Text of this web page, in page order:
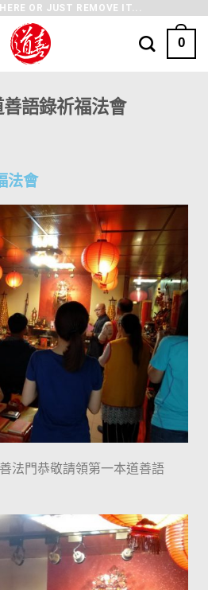
OR JUST REMOVE IT...
0
語錄祈福法會
法會
法門恭敬請領第一本道善語